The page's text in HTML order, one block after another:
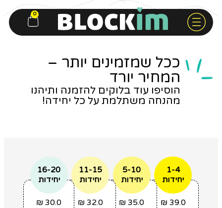
0
ככל שמזמינים יותר –
המחיר יורד
הוסיפו עוד בלוקים להזמנה ותיהנו
מהנחה משתלמת על כל יחידה!
1-4
יחידות
₪39.0
5-10
יחידות
₪35.0
11-15
יחידות
₪32.0
16-20
יחידות
₪30.0